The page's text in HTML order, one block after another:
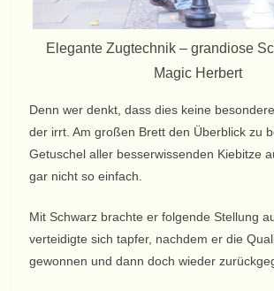
Elegante Zugtechnik – grandiose
Magic Herbert
Denn wer denkt, dass dies keine
der irrt. Am großen Brett den Überblick zu
Getuschel aller besserwissenden Kiebitze
gar nicht so einfach.
Mit Schwarz brachte er folgende Stellung
verteidigte sich tapfer, nachdem er die
gewonnen und dann doch wieder